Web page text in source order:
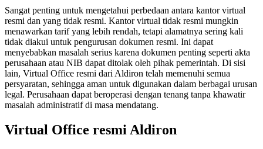
Sangat penting untuk mengetahui perbedaan antara kantor virtual
resmi dan yang tidak resmi. Kantor virtual tidak resmi mungkin
menawarkan tarif yang lebih rendah, tetapi alamatnya sering kali
tidak diakui untuk pengurusan dokumen resmi. Ini dapat
menyebabkan masalah serius karena dokumen penting seperti akta
perusahaan atau NIB dapat ditolak oleh pihak pemerintah. Di sisi
lain, Virtual Office resmi dari Aldiron telah memenuhi semua
persyaratan, sehingga aman untuk digunakan dalam berbagai urusan
legal. Perusahaan dapat beroperasi dengan tenang tanpa khawatir
masalah administratif di masa mendatang.
Virtual Office resmi Aldiron